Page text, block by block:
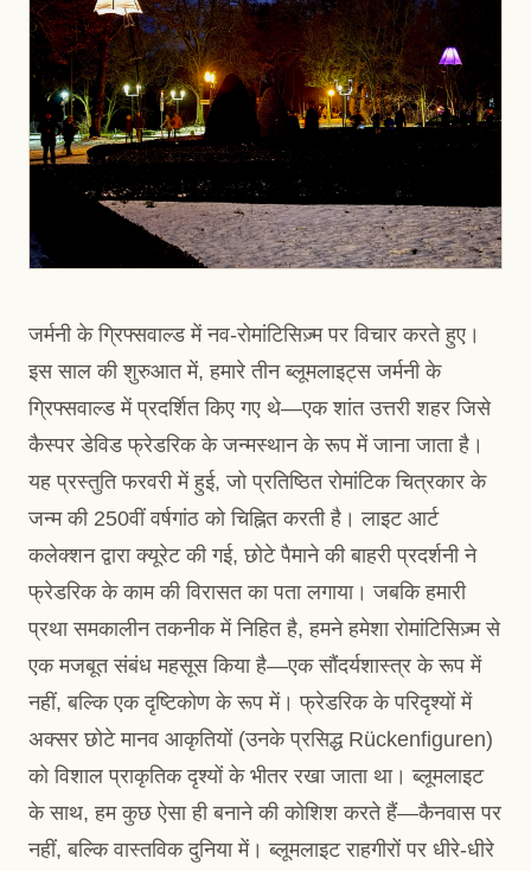
जर्मनी के ग्रिफ्सवाल्ड में नव-रोमांटिसिज़्म पर विचार करते हुए।
इस साल की शुरुआत में, हमारे तीन ब्लूमलाइट्स जर्मनी के
ग्रिफ्सवाल्ड में प्रदर्शित किए गए थे—एक शांत उत्तरी शहर जिसे
कैस्पर डेविड फ्रेडरिक के जन्मस्थान के रूप में जाना जाता है।
यह प्रस्तुति फरवरी में हुई, जो प्रतिष्ठित रोमांटिक चित्रकार के
जन्म की 250वीं वर्षगांठ को चिह्नित करती है। लाइट आर्ट
कलेक्शन द्वारा क्यूरेट की गई, छोटे पैमाने की बाहरी प्रदर्शनी ने
फ्रेडरिक के काम की विरासत का पता लगाया। जबकि हमारी
प्रथा समकालीन तकनीक में निहित है, हमने हमेशा रोमांटिसिज़्म से
एक मजबूत संबंध महसूस किया है—एक सौंदर्यशास्त्र के रूप में
नहीं, बल्कि एक दृष्टिकोण के रूप में। फ्रेडरिक के परिदृश्यों में
अक्सर छोटे मानव आकृतियों (उनके प्रसिद्ध Rückenfiguren)
को विशाल प्राकृतिक दृश्यों के भीतर रखा जाता था। ब्लूमलाइट
के साथ, हम कुछ ऐसा ही बनाने की कोशिश करते हैं—कैनवास पर
नहीं, बल्कि वास्तविक दुनिया में। ब्लूमलाइट राहगीरों पर धीरे-धीरे